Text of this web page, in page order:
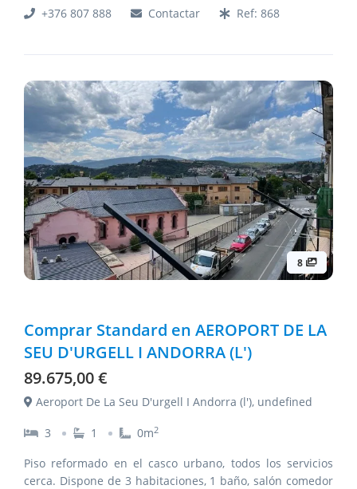
+376 807 888 Contactar Ref: 868
8
Comprar Standard en AEROPORT DE LA
SEU D'URGELL I ANDORRA (L')
89.675,00 €
Aeroport De La Seu D'urgell I Andorra (l'), undefined
3 1 0m2
Piso reformado en el casco urbano, todos los servicios
cerca. Dispone de 3 habitaciones, 1 baño, salón comedor